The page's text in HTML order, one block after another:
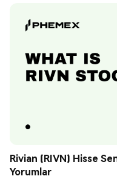
Rivian (RIVN) Hisse
Yorumlar